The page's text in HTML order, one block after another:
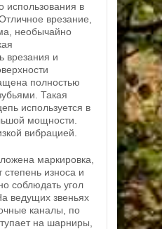
использования в
врезание,
необычайно
врезания и
полностью
Такая
используется в
мощности.
вибрацией.
маркировка,
степень износа и
соблюдать угол
ведущих звеньях
каналы, по
на шарниры,